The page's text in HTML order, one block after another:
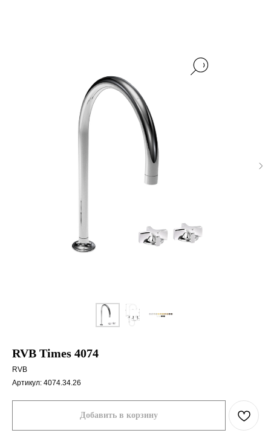
RVB Times 4074
RVB
Артикул: 4074.34.26
Добавить в корзину